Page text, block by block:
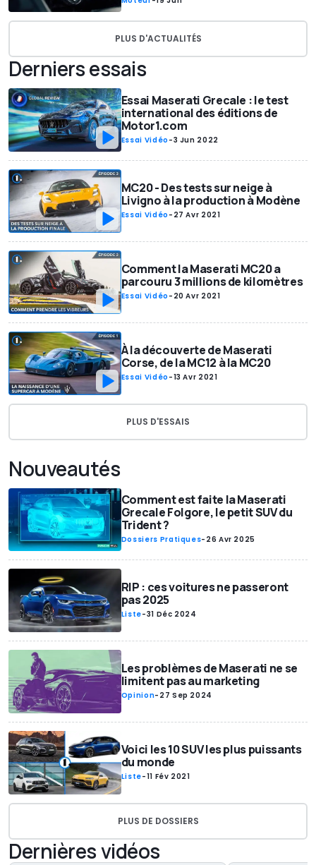
PLUS D'ACTUALITÉS
Derniers essais
Essai Maserati Grecale : le test
international des éditions de
Motor1.com
Essai Vidéo -3 Jun 2022
MC20 - Des tests sur neige à
Livigno à la production à Modène
Essai Vidéo - 27 Avr 2021
Comment la Maserati MC20 a
parcouru 3 millions de kilomètres
Essai Vidéo - 20 Avr 2021
À la découverte de Maserati
Corse, de la MC12 à la MC20
Essai Vidéo -13 Avr 2021
PLUS D'ESSAIS
Nouveautés
Comment est faite la Maserati
Grecale Folgore, le petit SUV du
Trident ?
Dossiers Pratiques- 26 Avr 2025
RIP : ces voitures ne passeront
pas 2025
Liste-31 Déc 2024
Les problèmes de Maserati ne se
limitent pas au marketing
Opinion- 27 Sep 2024
Voici les 10 SUV les plus puissants
du monde
Liste-11 Fév 2021
PLUS DE DOSSIERS
Dernières vidéos